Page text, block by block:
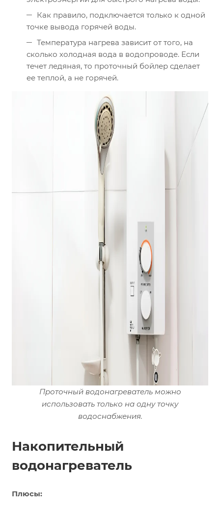
Как правило, подключается только к одной
точке вывода горячей воды.
Температура нагрева зависит от того, на
сколько холодная вода в водопроводе. Если
течет ледяная, то проточный бойлер сделает
ее теплой, а не горячей.
Проточный водонагреватель можно
использовать только на одну точку
водоснабжения.
Накопительный
водонагреватель
Плюсы: